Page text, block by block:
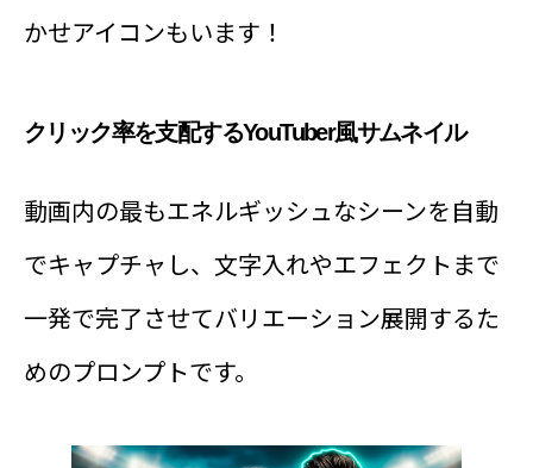
かせアイコンもいます！
クリック率を支配するYouTuber風サムネイル
動画内の最もエネルギッシュなシーンを自動
でキャプチャし、文字入れやエフェクトまで
一発で完了させてバリエーション展開するた
めのプロンプトです。